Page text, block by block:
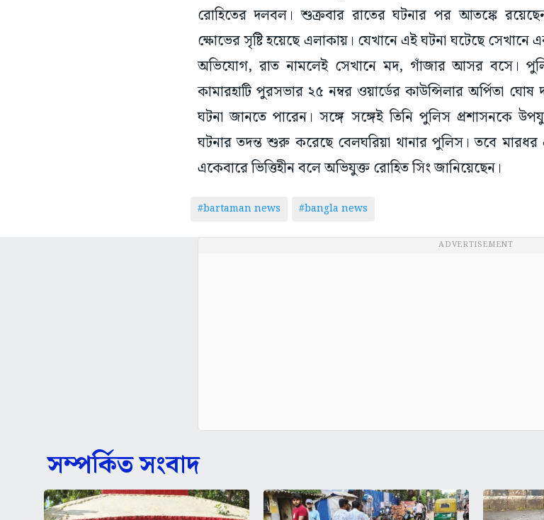
রোহিতের দলবল। শুক্রবার রাতের ঘটনার পর আতঙ্কে
ক্ষোভের সৃষ্টি হয়েছে এলাকায়। যেখানে এই ঘটনা ঘটেছে সেখানে
অভিযোগ, রাত নামলেই সেখানে মদ, গাঁজার আসর বসে।
কামারহাটি পুরসভার ২৫ নম্বর ওয়ার্ডের কাউন্সিলার অর্পিতা
ঘটনা জানতে পারেন। সঙ্গে সঙ্গেই তিনি পুলিস প্রশাসনকে
ঘটনার তদন্ত শুরু করেছে বেলঘরিয়া থানার পুলিস। তবে
একেবারে ভিত্তিহীন বলে অভিযুক্ত রোহিত সিং জানিয়েছেন।
#bartaman news #bangla news
ADVERTISEMENT
সম্পর্কিত সংবাদ